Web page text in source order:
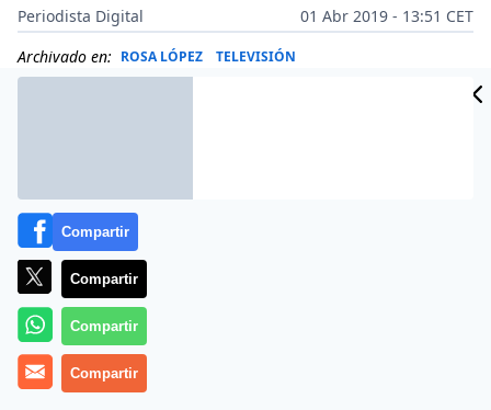
Periodista Digital
01 Abr 2019 - 13:51 CET
Archivado en: ROSA LÓPEZ TELEVISIÓN
Compartir
Compartir
Compartir
Compartir